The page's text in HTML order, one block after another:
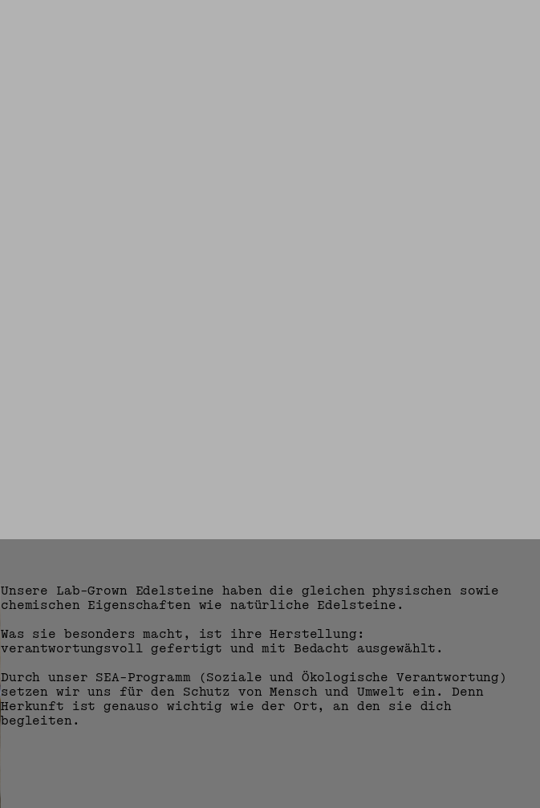
Unsere Lab-Grown Edelsteine ​​haben die gleichen physischen sowie
chemischen Eigenschaften wie natürliche Edelsteine.
Was sie besonders macht, ist ihre Herstellung:
verantwortungsvoll gefertigt und mit Bedacht ausgewählt.
Durch unser SEA-Programm (Soziale und Ökologische Verantwortung)
setzen wir uns für den Schutz von Mensch und Umwelt ein. Denn
Herkunft ist genauso wichtig wie der Ort, an den sie dich
begleiten.